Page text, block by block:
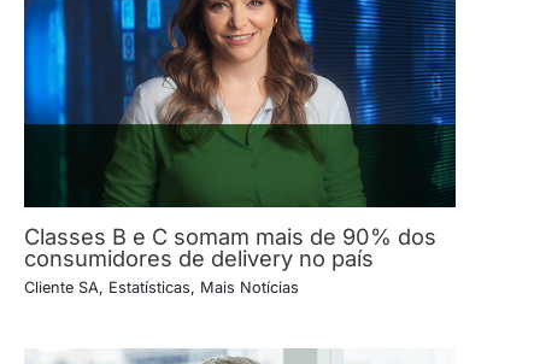
Classes B e C somam mais de 90% dos
consumidores de delivery no país
Cliente SA, Estatísticas, Mais Notícias